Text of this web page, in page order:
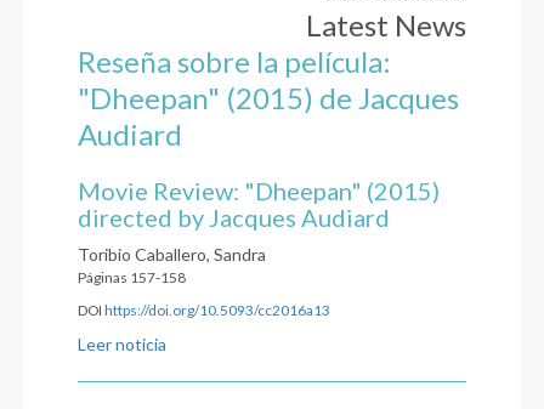
Latest News
Reseña sobre la película:
"Dheepan" (2015) de Jacques
Audiard
Movie Review: "Dheepan" (2015)
directed by Jacques Audiard
Toribio Caballero, Sandra
Páginas 157-158
DOIhttps://doi.org/10.5093/cc2016a13
Leer noticia